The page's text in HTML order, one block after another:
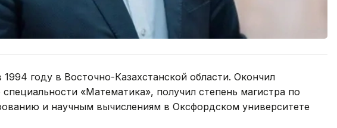
году в Восточно-Казахстанской области. Окончил
«Математика», получил степень магистра по
и научным вычислениям в Оксфордском университете